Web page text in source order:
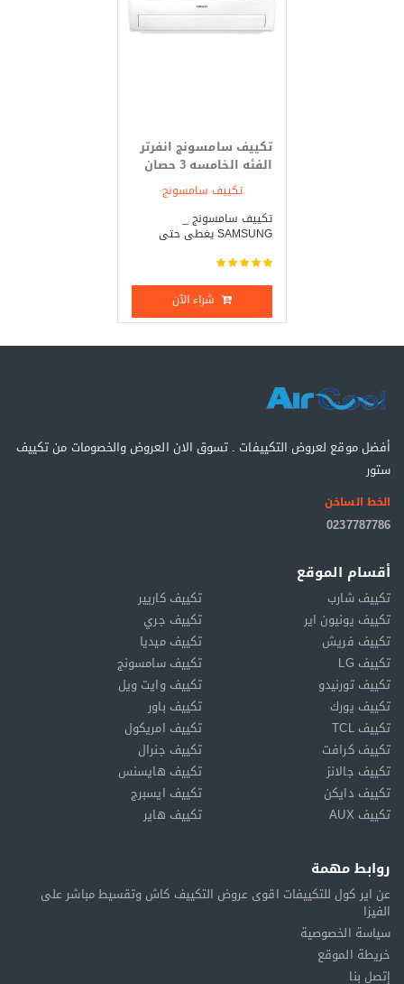
تكييف سامسونج انفرتر
الفئه الخامسه 3 حصان
بارد _ ساخن
تكييف سامسونج
تكييف سامسونج _
SAMSUNG يغطى حتى
شراء الآن
أفضل موقع لعروض التكييفات . تسوق الان العروض والخصومات من تكييف
ستور
الخط الساخن
0237787786
أقسام الموقع
تكييف شارب
تكييف كاريير
تكييف يونيون اير
تكييف جري
تكييف فريش
تكييف ميديا
تكييف LG
تكييف سامسونج
تكييف تورنيدو
تكييف وايت ويل
تكييف يورك
تكييف باور
تكييف TCL
تكييف امريكول
تكييف كرافت
تكييف جنرال
تكييف جالانز
تكييف هايسنس
تكييف دايكن
تكييف ايسبرج
تكييف AUX
تكييف هاير
روابط مهمة
عن اير كول للتكييفات اقوى عروض التكييف كاش وتقسيط مباشر على
الفيزا
سياسة الخصوصية
خريطة الموقع
إتصل بنا